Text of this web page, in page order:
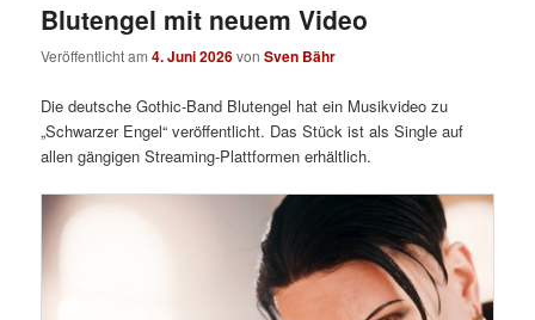
Blutengel mit neuem Video
Veröffentlicht am4. Juni 2026vonSven Bähr
Die deutsche Gothic-Band Blutengel hat ein Musikvideo zu
„Schwarzer Engel“ veröffentlicht. Das Stück ist als Single auf
allen gängigen Streaming-Plattformen erhältlich.